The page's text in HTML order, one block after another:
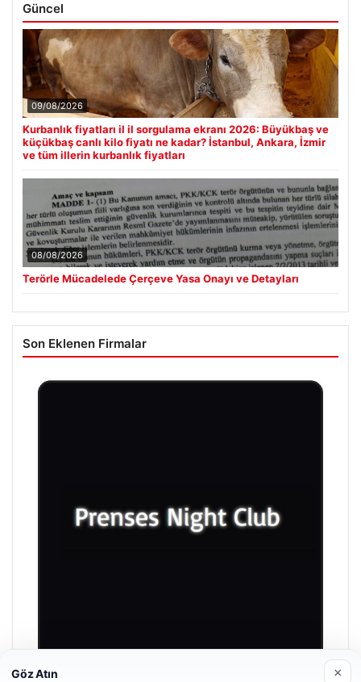
Güncel
09/08/2026
Kurbanlık fiyatları il il sorgulama ekranı 2026: Büyükbaş ve
küçükbaş canlı kilo fiyatı ne kadar? İstanbul, Ankara, İzmir
ve tüm illerin kurbanlık fiyatları
08/08/2026
Terörle Mücadelede Çerçeve Yasa Onayı ve Detayları
Son Eklenen Firmalar
Göz Atın ×